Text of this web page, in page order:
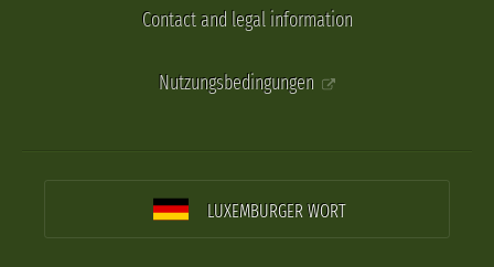
Contact and legal information
Nutzungsbedingungen
LUXEMBURGER WORT